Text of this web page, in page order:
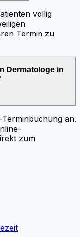
völlig
Termin zu
Dermatologe in
an.
zum